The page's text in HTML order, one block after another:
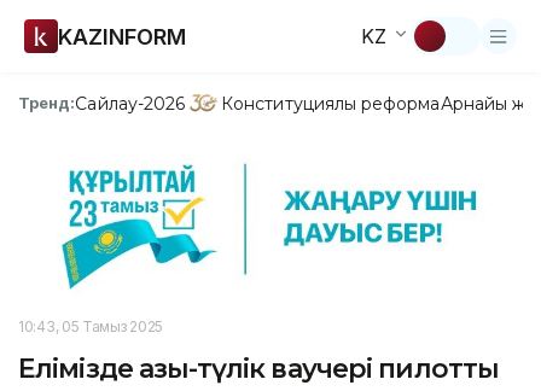
KAZINFORM KZ
Тренд:Сайлау-2026 Конституциялық реформаАрнайы
10:43, 05 Тамыз 2025
Елімізде азық-түлік ваучері пилоттық